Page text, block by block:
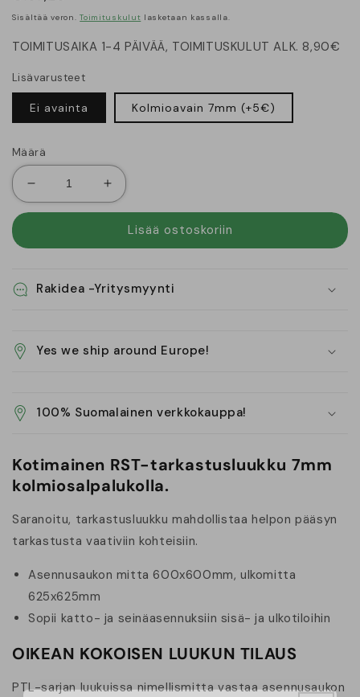
Sisältää veron.Toimituskulut lasketaan kassalla.
TOIMITUSAIKA 1-4 PÄIVÄÄ, TOIMITUSKULUT ALK. 8,90€
Lisävarusteet
Ei avainta Kolmioavain 7mm (+5€)
Määrä
Vähennä
tuotteen
kolmiosalpalukolla
Lisää
tuotteen
RST
kolmiosalpalukolla
Lisää ostoskoriin
Rakidea -Yritysmyynti
Yes we ship around Europe!
100% Suomalainen verkkokauppa!
Kotimainen RST-tarkastusluukku 7mm
kolmiosalpalukolla.
Saranoitu, tarkastusluukku mahdollistaa helpon pääsyn
tarkastusta vaativiin kohteisiin.
Asennusaukon mitta 600x600mm, ulkomitta
625x625mm
Sopii katto- ja seinäasennuksiin sisä- ja ulkotiloihin
OIKEAN KOKOISEN LUUKUN TILAUS
PTL-sarjan luukuissa nimellismitta vastaa asennusaukon